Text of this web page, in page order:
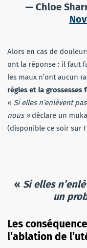
— Chloe
Alors en cas de
ont la réponse : il faut
les maux n’ont aucun
règles et la
« Si elles n’enlèvent
nous »déclare un
(disponible ce soir sur
« Si elles
un
Les
l’ablation de